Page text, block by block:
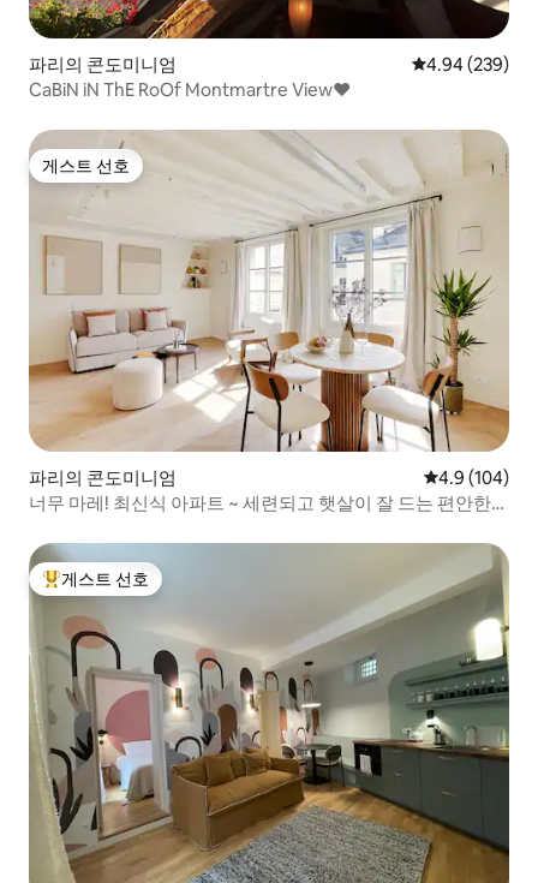
파리의 콘도미니엄 평점 4.94점(5
4.94 (239)
CaBiN iN ThE RoOf Montmartre View♥
게스트 선호
게스트 선호
파리의 콘도미니엄 평점 4.9점(5
4.9 (104)
너무 마레! 최신식 아파트 ~ 세련되고 햇살이 잘 드는 편안한
상위 게스트 선호
게스트 선호